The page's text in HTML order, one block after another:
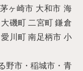
ヶ崎市 大和市 海
磯町 二宮町 鎌倉
川町 南足柄市 小
野市・稲城市・青